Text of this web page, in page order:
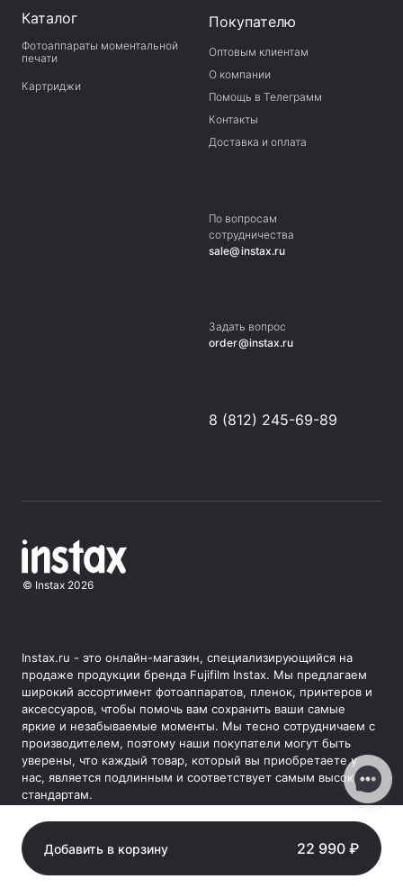
Добавить в корзину 22 990 ₽
Каталог
Фотоаппараты моментальной
печати
Картриджи
Покупателю
Оптовым клиентам
О компании
Помощь в Телеграмм
Контакты
Доставка и оплата
По вопросам
сотрудничества
sale@instax.ru
Задать вопрос
order@instax.ru
8 (812) 245-69-89
© Instax 2026
Instax.ru - это онлайн-магазин, специализирующийся на
продаже продукции бренда Fujifilm Instax. Мы предлагаем
широкий ассортимент фотоаппаратов, пленок, принтеров и
аксессуаров, чтобы помочь вам сохранить ваши самые
яркие и незабываемые моменты. Мы тесно сотрудничаем с
производителем, поэтому наши покупатели могут быть
уверены, что каждый товар, который вы приобретаете у
нас, является подлинным и соответствует самым высоким
стандартам.